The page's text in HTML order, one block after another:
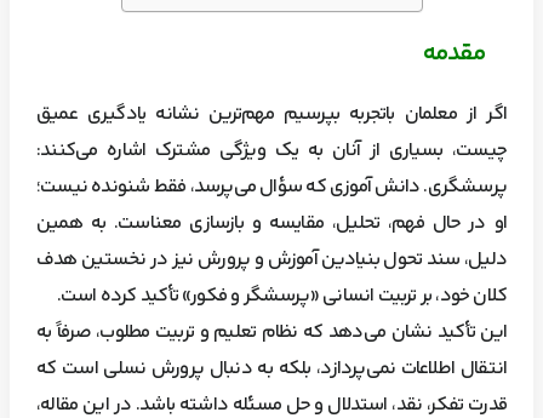
مقدمه
اگر از معلمان باتجربه بپرسیم مهم‌ترین نشانه یادگیری عمیق
چیست، بسیاری از آنان به یک ویژگی مشترک اشاره می‌کنند:
پرسشگری. دانش آموزی که سؤال می‌پرسد، فقط شنونده نیست؛
او در حال فهم، تحلیل، مقایسه و بازسازی معناست. به همین
دلیل، سند تحول بنیادین آموزش و پرورش نیز در نخستین هدف
کلان خود، بر تربیت انسانی «پرسشگر و فکور» تأکید کرده است.
این تأکید نشان می‌دهد که نظام تعلیم و تربیت مطلوب، صرفاً به
انتقال اطلاعات نمی‌پردازد، بلکه به دنبال پرورش نسلی است که
قدرت تفکر، نقد، استدلال و حل مسئله داشته باشد. در این مقاله،